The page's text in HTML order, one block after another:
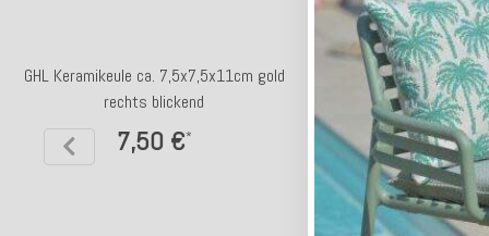
GHL Keramikeule ca. 7,5x7,5x11cm gold
rechts blickend
7,50 €*
GIFTY Glasteller
Weihnachten weiß gold
6,90 €*